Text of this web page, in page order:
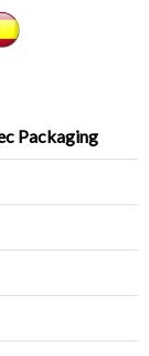
Packaging